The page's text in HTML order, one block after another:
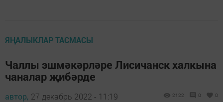
ЯҢАЛЫКЛАР ТАСМАСЫ
Чаллы эшмәкәрләре Лисичанск халкына
чаналар җибәрде
автор, 27 декабрь 2022 - 11:19 2122 0 0